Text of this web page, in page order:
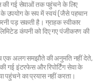
की गई सेवाओं तक पहुंचने के लिए
के उपयोग के रूप में स्वयं (जैसे पहचान
पड़ सकती है। ग्राहक स्वीकार
कंपनी को दिए गए पंजीकरण की
एक अलग समझौते की अनुमति नहीं देते,
गई इंटरफेस और रिपोर्टिंग सेवा के
पहुंचने का प्रयास नहीं करता।